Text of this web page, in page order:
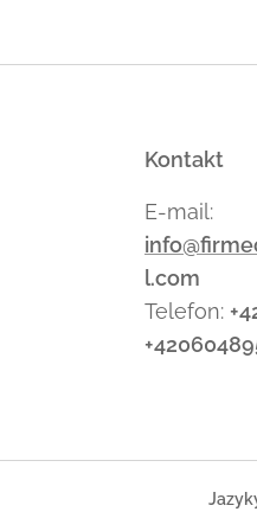
Kontakt
E-mail:
l.com
Telefon: